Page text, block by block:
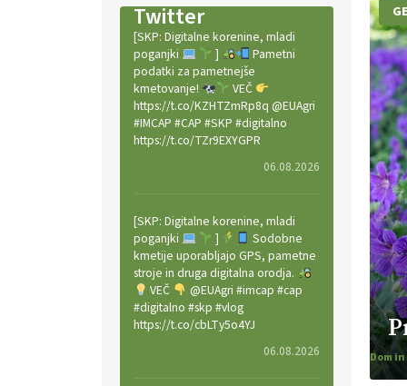
Twitter
[SKP: Digitalne korenine, mladi
poganjki
]
Pametni
podatki za pametnejše
kmetovanje!
VEČ
https://t.co/KZHTZmRp8q @EUAgri
#IMCAP #CAP #SKP #digitalno
https://t.co/TZr9EXYGPR
06.08.2026
[SKP: Digitalne korenine, mladi
poganjki
]
Sodobne
kmetije uporabljajo GPS, pametne
stroje in druga digitalna orodja.
VEČ
@EUAgri #imcap #cap
#digitalno #skp #vlog
https://t.co/cbLTy5o4YJ
06.08.2026